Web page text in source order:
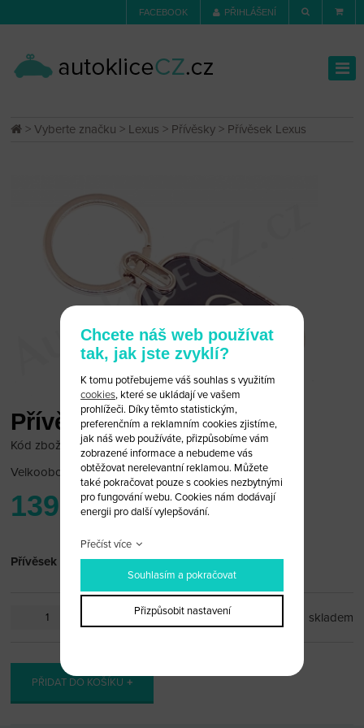
FACEBOOK PŘIHLÁŠENÍ
>Vyberte značku > Lexus > Přívěsky > Přívěsek Lexus
Přívěsek Lexus
Kód zboží: Lexus_PR12
Velkoobchodní cena: po přihlášení
139 Kč
Přívěsek Lexus
skladem
PŘIDAT DO KOŠÍKU
Chcete náš web používat
tak, jak jste zvyklí?
K tomu potřebujeme váš souhlas s využitím
cookies, které se ukládají ve vašem
prohlížeči. Díky těmto statistickým,
preferenčním a reklamním cookies zjistíme,
jak náš web používáte, přizpůsobíme vám
zobrazené informace a nebudeme vás
obtěžovat nerelevantní reklamou. Můžete
také pokračovat pouze s cookies nezbytnými
pro fungování webu. Cookies nám dodávají
energii pro další vylepšování.
Přečíst více
Souhlasím a pokračovat
Přizpůsobit nastavení